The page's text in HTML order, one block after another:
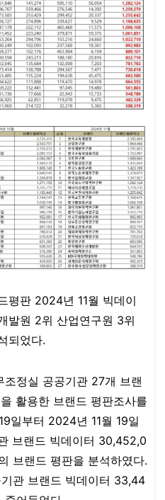
평판 2024년 11월 빅데이
발원 2위 산업연구원 3위
되었다.​​​​​
정실 공공기관 27개 브랜
활용한 브랜드 평판조사를
일부터 2024년 11월 19일
브랜드 빅데이터 30,452,0
브랜드 평판을 분석하였다.
관 브랜드 빅데이터 33,44